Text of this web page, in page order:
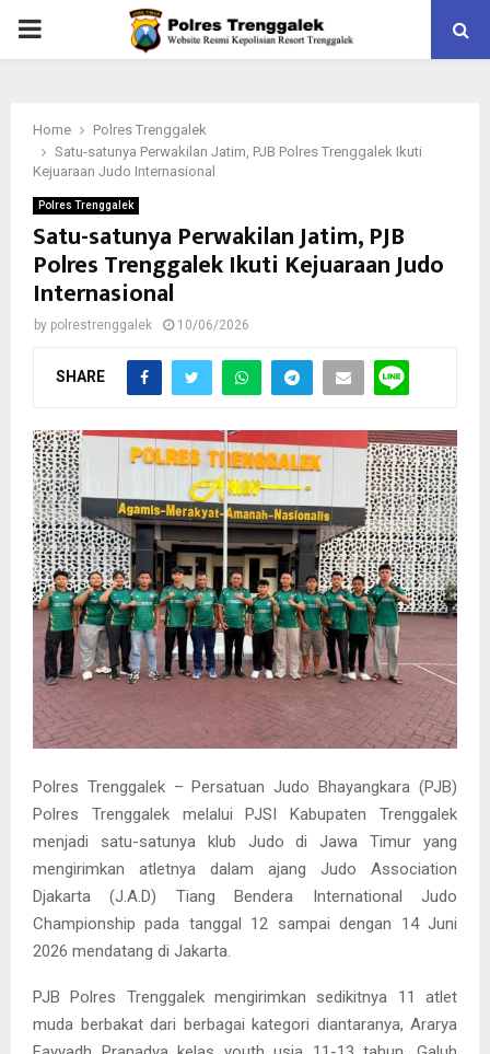
PRIMARY
Home
Polres Trenggalek
Satu-satunya Perwakilan Jatim, PJB Polres Trenggalek Ikuti
Kejuaraan Judo Internasional
Polres Trenggalek
Satu-satunya Perwakilan Jatim, PJB
Polres Trenggalek Ikuti Kejuaraan Judo
Internasional
by polrestrenggalek 10/06/2026
SHARE
Polres Trenggalek – Persatuan Judo Bhayangkara (PJB)
Polres Trenggalek melalui PJSI Kabupaten Trenggalek
menjadi satu-satunya klub Judo di Jawa Timur yang
mengirimkan atletnya dalam ajang Judo Association
Djakarta (J.A.D) Tiang Bendera International Judo
Championship pada tanggal 12 sampai dengan 14 Juni
2026 mendatang di Jakarta.
PJB Polres Trenggalek mengirimkan sedikitnya 11 atlet
muda berbakat dari berbagai kategori diantaranya, Ararya